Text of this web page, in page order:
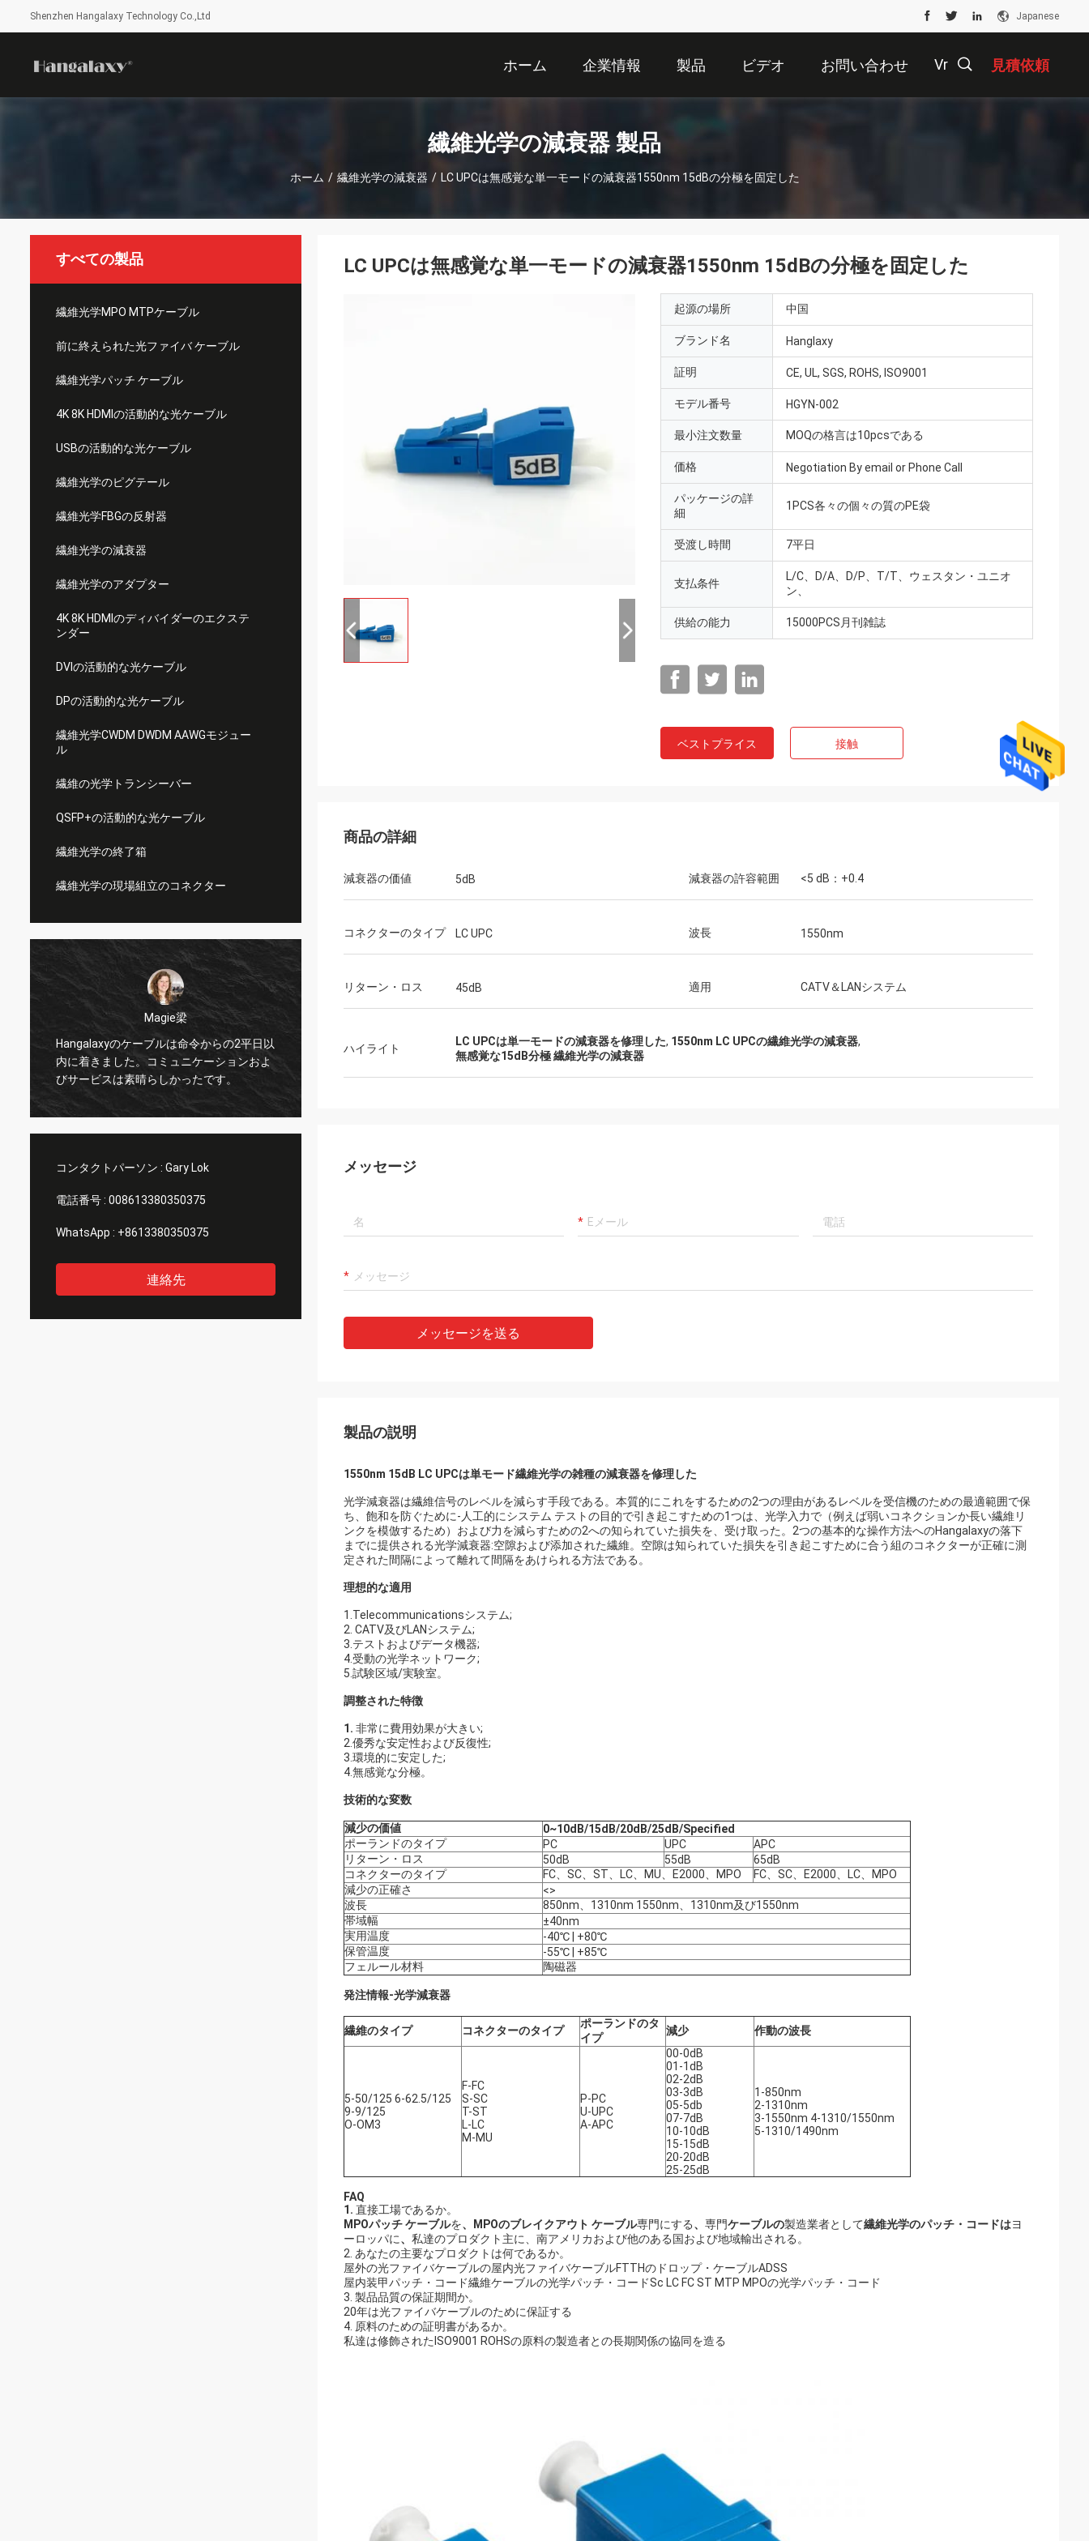
Shenzhen Hangalaxy Technology Co.,Ltd Japanese
ホーム 企業情報 製品 ビデオ お問い合わせ Vr 見積依頼
繊維光学の減衰器 製品
ホーム / 繊維光学の減衰器 / LC UPCは無感覚な単一モードの減衰器1550nm 15dBの分極を固定した
すべての製品
繊維光学MPO MTPケーブル
前に終えられた光ファイバ ケーブル
繊維光学パッチ ケーブル
4K 8K HDMIの活動的な光ケーブル
USBの活動的な光ケーブル
繊維光学のピグテール
繊維光学FBGの反射器
繊維光学の減衰器
繊維光学のアダプター
4K 8K HDMIのディバイダーのエクステ
ンダー
DVIの活動的な光ケーブル
DPの活動的な光ケーブル
繊維光学CWDM DWDM AAWGモジュー
ル
繊維の光学トランシーバー
QSFP+の活動的な光ケーブル
繊維光学の終了箱
繊維光学の現場組立のコネクター
Magie梁
Hangalaxyのケーブルは命令からの2平日以
内に着きました。コミュニケーションおよ
びサービスは素晴らしかったです。
Tracyルーシー
私は偉大な人を働かせることこれらのアダ
プターを見つけて嬉しいです。ちょうど私
ジョンの印
Hangalaxyは1m、2m、3m、5m、7m、
10m、15m、20m、25m、30mの100G
コンタクトパーソン : Gary Lok
電話番号 : 008613380350375
WhatsApp : +8613380350375
連絡先
LC UPCは無感覚な単一モードの減衰器1550nm 15dBの分極を固定した
起源の場所 中国
ブランド名 Hanglaxy
証明 CE, UL, SGS, ROHS, ISO9001
モデル番号 HGYN-002
最小注文数量 MOQの格言は10pcsである
価格 Negotiation By email or Phone Call
パッケージの詳
細
1PCS各々の個々の質のPE袋
受渡し時間 7平日
支払条件
L/C、D/A、D/P、T/T、ウェスタン・ユニオ
ン、
供給の能力 15000PCS月刊雑誌
ベストプライス 接触
商品の詳細
減衰器の価値 5dB 減衰器の許容範囲 <5 dB：+0.4
コネクターのタイプ LC UPC 波長 1550nm
リターン・ロス 45dB 適用 CATV＆LANシステム
ハイライト
LC UPCは単一モードの減衰器を修理した, 1550nm LC UPCの繊維光学の減衰器,
無感覚な15dB分極 繊維光学の減衰器
メッセージ
メッセージを送る
製品の説明
1550nm 15dB LC UPCは単モード繊維光学の雑種の減衰器を修理した
光学減衰器は繊維信号のレベルを減らす手段である。本質的にこれをするための2つの理由があるレベルを受信機のための最適範囲で保
ち、飽和を防ぐために-人工的にシステム テストの目的で引き起こすための1つは、光学入力で（例えば弱いコネクションか長い繊維リ
ンクを模倣するため）および力を減らすための2への知られていた損失を、受け取った。2つの基本的な操作方法へのHangalaxyの落下
までに提供される光学減衰器:空隙および添加された繊維。空隙は知られていた損失を引き起こすために合う組のコネクターが正確に測
定された間隔によって離れて間隔をあけられる方法である。
理想的な適用
1.Telecommunicationsシステム;
2. CATV及びLANシステム;
3.テストおよびデータ機器;
4.受動の光学ネットワーク;
5.試験区域/実験室。
調整された特徴
1. 非常に費用効果が大きい;
2.優秀な安定性および反復性;
3.環境的に安定した;
4.無感覚な分極。
技術的な変数
減少の価値
0~10dB/15dB/20dB/25dB/Specified
ポーランドのタイプ
PC UPC
APC
リターン・ロス
50dB 55dB
65dB
コネクターのタイプ
FC、SC、ST、LC、MU、E2000、MPO
FC、SC、E2000、LC、MPO
減少の正確さ
<>
波長
850nm、1310nm 1550nm、1310nm及び1550nm
帯域幅
±40nm
実用温度
-40℃ | +80℃
保管温度
-55℃ | +85℃
フェルール材料
陶磁器
発注情報-光学減衰器
繊維のタイプ コネクターのタイプ
ポーランドのタ
イプ
減少 作動の波長
5-50/125 6-62.5/125
9-9/125
O-OM3
F-FC
S-SC
T-ST
L-LC
M-MU
P-PC
U-UPC
A-APC
00-0dB
01-1dB
02-2dB
03-3dB
05-5db
07-7dB
10-10dB
15-15dB
20-20dB
25-25dB
1-850nm
2-1310nm
3-1550nm 4-1310/1550nm
5-1310/1490nm
FAQ
1. 直接工場であるか。
MPOパッチ ケーブルを、MPOのブレイクアウト ケーブル専門にする、 専門ケーブルの製造業者として繊維光学のパッチ・コードはヨ
ーロッパに、 私達のプロダクト主に、南アメリカおよび他のある国および地域輸出される。
2. あなたの主要なプロダクトは何であるか。
屋外の光ファイバケーブルの屋内光ファイバケーブルFTTHのドロップ・ケーブルADSS
屋内装甲パッチ・コード繊維ケーブルの光学パッチ・コードSc LC FC ST MTP MPOの光学パッチ・コード
3. 製品品質の保証期間か。
20年は光ファイバケーブルのために保証する
4. 原料のための証明書があるか。
私達は修飾されたISO9001 ROHSの原料の製造者との長期関係の協同を造る